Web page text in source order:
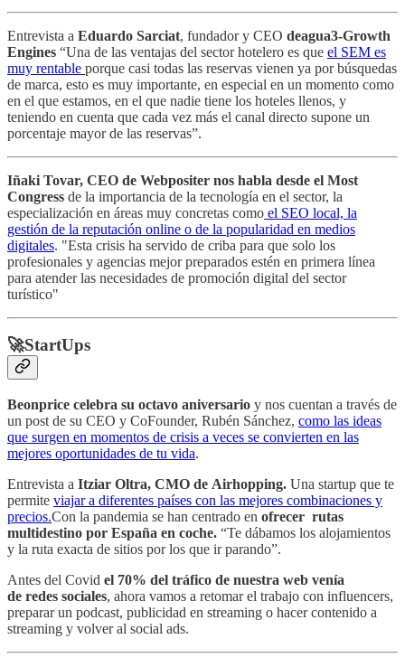
Entrevista a Eduardo Sarciat, fundador y CEO deagua3-Growth
Engines “Una de las ventajas del sector hotelero es que el SEM es
muy rentable porque casi todas las reservas vienen ya por búsquedas
de marca, esto es muy importante, en especial en un momento como
en el que estamos, en el que nadie tiene los hoteles llenos, y
teniendo en cuenta que cada vez más el canal directo supone un
porcentaje mayor de las reservas”.
Iñaki Tovar, CEO de Webpositer nos habla desde el Most
Congress de la importancia de la tecnología en el sector, la
especialización en áreas muy concretas como el SEO local, la
gestión de la reputación online o de la popularidad en medios
digitales. "Esta crisis ha servido de criba para que solo los
profesionales y agencias mejor preparados estén en primera línea
para atender las necesidades de promoción digital del sector
turístico"
🚀StartUps
Beonprice celebra su octavo aniversario y nos cuentan a través de
un post de su CEO y CoFounder, Rubén Sánchez, como las ideas
que surgen en momentos de crisis a veces se convierten en las
mejores oportunidades de tu vida.
Entrevista a Itziar Oltra, CMO de Airhopping. Una startup que te
permite viajar a diferentes países con las mejores combinaciones y
precios.Con la pandemia se han centrado en ofrecer rutas
multidestino por España en coche. “Te dábamos los alojamientos
y la ruta exacta de sitios por los que ir parando”.
Antes del Covid el 70% del tráfico de nuestra web venía
de redes sociales, ahora vamos a retomar el trabajo con influencers,
preparar un podcast, publicidad en streaming o hacer contenido a
streaming y volver al social ads.